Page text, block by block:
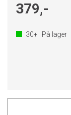
379,-
30+ På lager